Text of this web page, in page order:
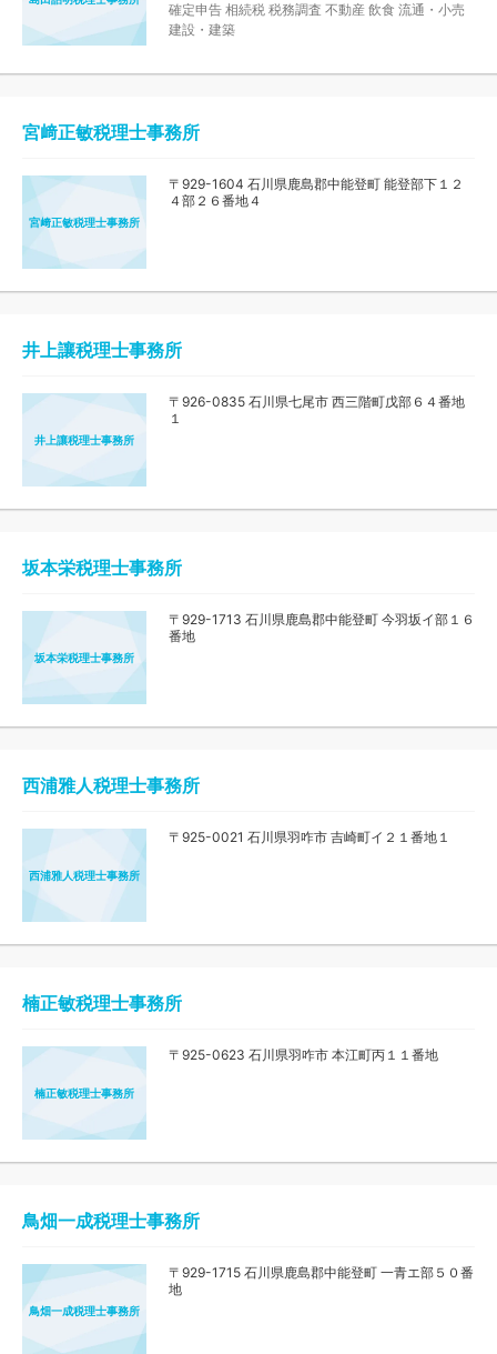
確定申告 相続税 税務調査 不動産 飲食 流通・小売
建設・建築
宮﨑正敏税理士事務所
宮﨑正敏税理士事務所
〒929-1604 石川県鹿島郡中能登町 能登部下１２
４部２６番地４
井上讓税理士事務所
井上讓税理士事務所
〒926-0835 石川県七尾市 西三階町戊部６４番地
１
坂本栄税理士事務所
坂本栄税理士事務所
〒929-1713 石川県鹿島郡中能登町 今羽坂イ部１６
番地
西浦雅人税理士事務所
西浦雅人税理士事務所
〒925-0021 石川県羽咋市 吉崎町イ２１番地１
楠正敏税理士事務所
楠正敏税理士事務所
〒925-0623 石川県羽咋市 本江町丙１１番地
鳥畑一成税理士事務所
鳥畑一成税理士事務所
〒929-1715 石川県鹿島郡中能登町 一青エ部５０番
地